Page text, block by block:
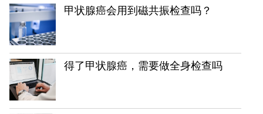
甲状腺癌会用到磁共振检查吗？
得了甲状腺癌，需要做全身检查吗